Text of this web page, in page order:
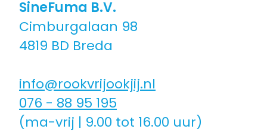
Coaching icm kinderwens | zwanger
Voor jongeren
SineFuma B.V.
Cimburgalaan 98
4819 BD Breda
info@rookvrijookjij.nl
076 - 88 95 195
(ma-vrij | 9.00 tot 16.00 uur)